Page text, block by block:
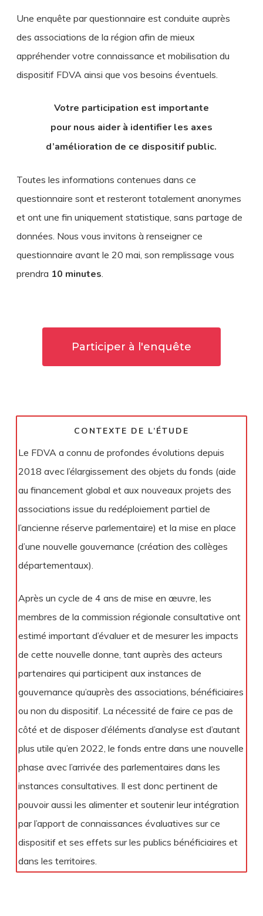
Une enquête par questionnaire est conduite auprès
des associations de la région afin de mieux
appréhender votre connaissance et mobilisation du
dispositif FDVA ainsi que vos besoins éventuels.
Votre participation est importante
pour nous aider à identifier les axes
d’amélioration de ce dispositif public.
Toutes les informations contenues dans ce
questionnaire sont et resteront totalement anonymes
et ont une fin uniquement statistique, sans partage de
données. Nous vous invitons à renseigner ce
questionnaire avant le 20 mai, son remplissage vous
prendra 10 minutes.
Participer à l'enquête
CONTEXTE DE L’ÉTUDE
Le FDVA a connu de profondes évolutions depuis
2018 avec l’élargissement des objets du fonds (aide
au financement global et aux nouveaux projets des
associations issue du redéploiement partiel de
l’ancienne réserve parlementaire) et la mise en place
d’une nouvelle gouvernance (création des collèges
départementaux).
Après un cycle de 4 ans de mise en œuvre, les
membres de la commission régionale consultative ont
estimé important d’évaluer et de mesurer les impacts
de cette nouvelle donne, tant auprès des acteurs
partenaires qui participent aux instances de
gouvernance qu’auprès des associations, bénéficiaires
ou non du dispositif. La nécessité de faire ce pas de
côté et de disposer d’éléments d’analyse est d’autant
plus utile qu’en 2022, le fonds entre dans une nouvelle
phase avec l’arrivée des parlementaires dans les
instances consultatives. Il est donc pertinent de
pouvoir aussi les alimenter et soutenir leur intégration
par l’apport de connaissances évaluatives sur ce
dispositif et ses effets sur les publics bénéficiaires et
dans les territoires.